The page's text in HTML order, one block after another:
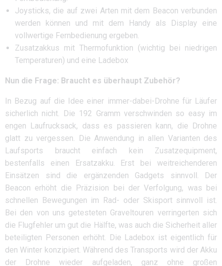
Joysticks, die auf zwei Arten mit dem Beacon verbunden
werden können und mit dem Handy als Display eine
vollwertige Fernbedienung ergeben.
Zusatzakkus mit Thermofunktion (wichtig bei niedrigen
Temperaturen) und eine Ladebox
Nun die Frage: Braucht es überhaupt Zubehör?
In Bezug auf die Idee einer immer-dabei-Drohne für Läufer
sicherlich nicht. Die 192 Gramm verschwinden so easy im
engen Laufrucksack, dass es passieren kann, die Drohne
glatt zu vergessen. Die Anwendung in allen Varianten des
Laufsports braucht einfach kein Zusatzequipment,
bestenfalls einen Ersatzakku. Erst bei weitreichenderen
Einsätzen sind die ergänzenden Gadgets sinnvoll. Der
Beacon erhöht die Präzision bei der Verfolgung, was bei
schnellen Bewegungen im Rad- oder Skisport sinnvoll ist.
Bei den von uns getesteten Graveltouren verringerten sich
die Flugfehler um gut die Hälfte, was auch die Sicherheit aller
beteiligten Personen erhöht. Die Ladebox ist eigentlich für
den Winter konzipiert. Während des Transports wird der Akku
der Drohne wieder aufgeladen, ganz ohne großen